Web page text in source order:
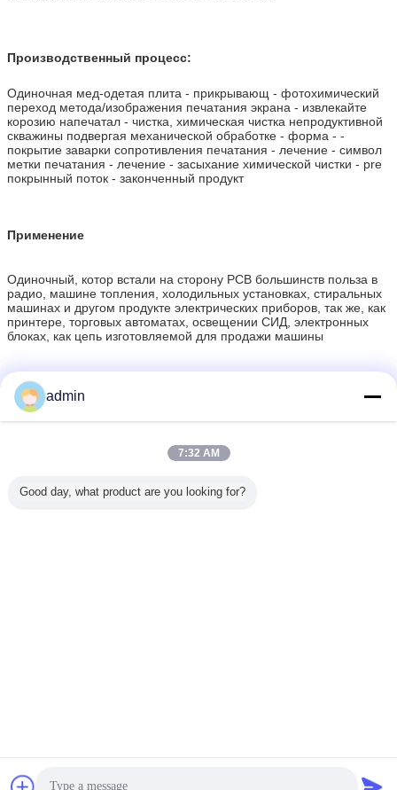
Производственный процесс:
Одиночная мед-одетая плита - прикрывающ - фотохимический
переход метода/изображения печатания экрана - извлекайте
корозию напечатал - чистка, химическая чистка непродуктивной
скважины подвергая механической обработке - форма - -
покрытие заварки сопротивления печатания - лечение - символ
метки печатания - лечение - засыхание химической чистки - pre
покрынный поток - законченный продукт
Применение
Одиночный, котор встали на сторону PCB большинств польза в
радио, машине топления, холодильных установках, стиральных
машинах и другом продукте электрических приборов, так же, как
принтере, торговых автоматах, освещении СИД, электронных
блоках, как цепь изготовляемой для продажи машины
admin
7:32 AM
Good day, what product are you looking for?